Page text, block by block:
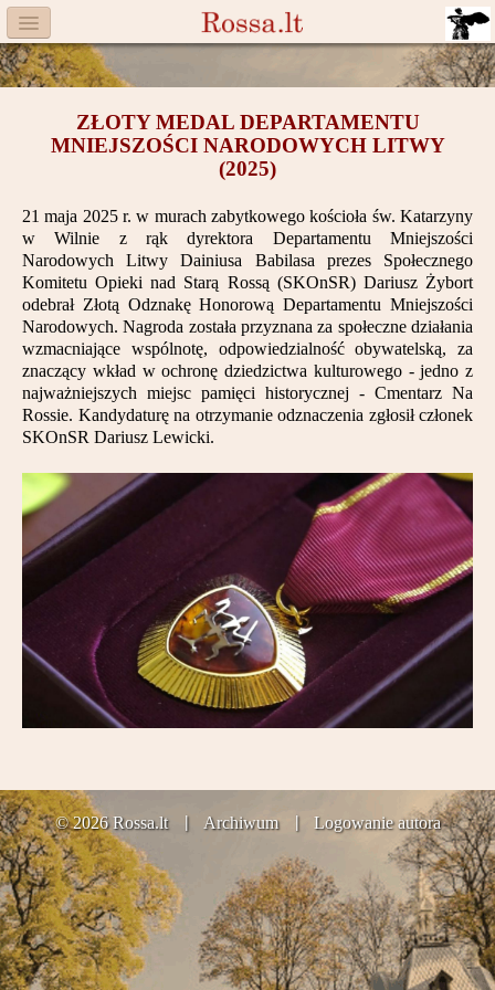
Menu
Facebook
Komitet
Książka
Moneta
Cegiełki
Rossa
Trasy
Partnerzy
Kontakt
ZŁOTY MEDAL DEPARTAMENTU
MNIEJSZOŚCI NARODOWYCH LITWY
(2025)
21 maja 2025 r. w murach zabytkowego kościoła św. Katarzyny
w Wilnie z rąk dyrektora Departamentu Mniejszości
Narodowych Litwy Dainiusa Babilasa prezes Społecznego
Komitetu Opieki nad Starą Rossą (SKOnSR) Dariusz Żybort
odebrał Złotą Odznakę Honorową Departamentu Mniejszości
Narodowych. Nagroda została przyznana za społeczne działania
wzmacniające wspólnotę, odpowiedzialność obywatelską, za
znaczący wkład w ochronę dziedzictwa kulturowego - jedno z
najważniejszych miejsc pamięci historycznej - Cmentarz Na
Rossie. Kandydaturę na otrzymanie odznaczenia zgłosił członek
SKOnSR Dariusz Lewicki.
© 2026 Rossa.lt Archiwum Logowanie autora